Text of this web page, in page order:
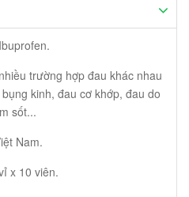
trường hợp đau khác nhau
kinh, đau cơ khớp, đau do
sốt...
Nam.
x 10 viên.